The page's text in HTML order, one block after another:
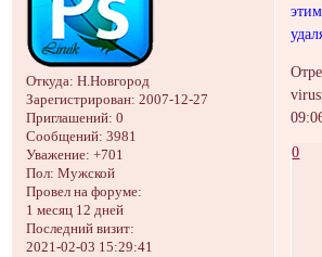
Откуда: Н.Новгород
Зарегистрирован: 2007-12-27
Приглашений: 0
Сообщений: 3981
Уважение: +701
Пол: Мужской
Провел на форуме:
1 месяц 12 дней
Последний визит:
2021-02-03 15:29:41
0